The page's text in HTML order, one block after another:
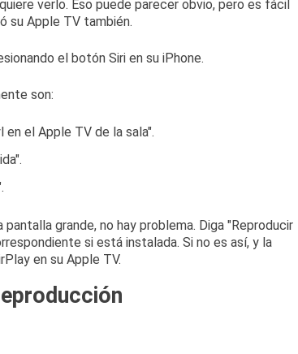
verlo. Eso puede parecer obvio, pero es fácil
su Apple TV también.
el botón Siri en su iPhone.
son:
el Apple TV de la sala".
grande, no hay problema. Diga "Reproducir
si está instalada. Si no es así, y la
en su Apple TV.